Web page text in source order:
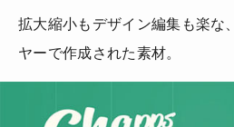
拡大縮小もデザイン編集も楽な
ヤーで作成された素材。